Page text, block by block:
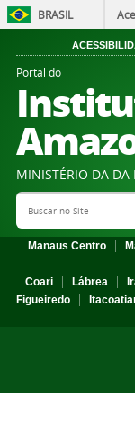
BRASIL
Portal do
MINISTÉRIO DA DA
Search Site
Manaus Centro
Coari
Lábrea
Figueiredo